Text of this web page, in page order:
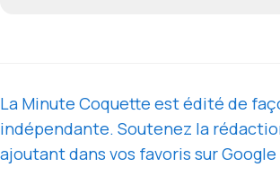
La Minute Coquette est édité de
indépendante. Soutenez la
ajoutant dans vos favoris sur